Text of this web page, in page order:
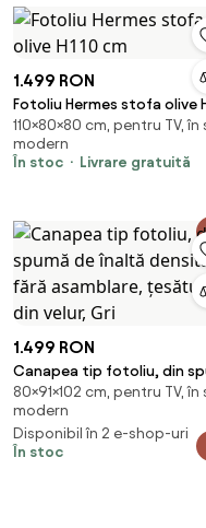
Moduri Automate, PU
1.499 RON
Fotoliu Hermes stofa olive
cm
110×80×80 cm, pentru TV, în
modern
În stoc
Livrare gratuită
1.499 RON
Canapea tip fotoliu, din
de înaltă densitate, fără
asamblare, țesătură din
Gri
80×91×102 cm, pentru TV, în
modern
Disponibil în 2 e-shop-uri
În stoc